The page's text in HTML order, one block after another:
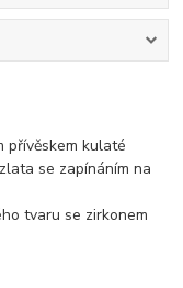
přívěskem kulaté
se zapínáním na
tvaru se zirkonem